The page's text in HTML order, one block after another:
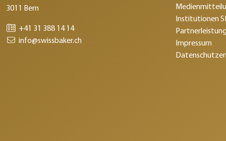
3011 Bern
+41 31 388 14 14
info@swissbaker.ch
Institutionen
Impressum